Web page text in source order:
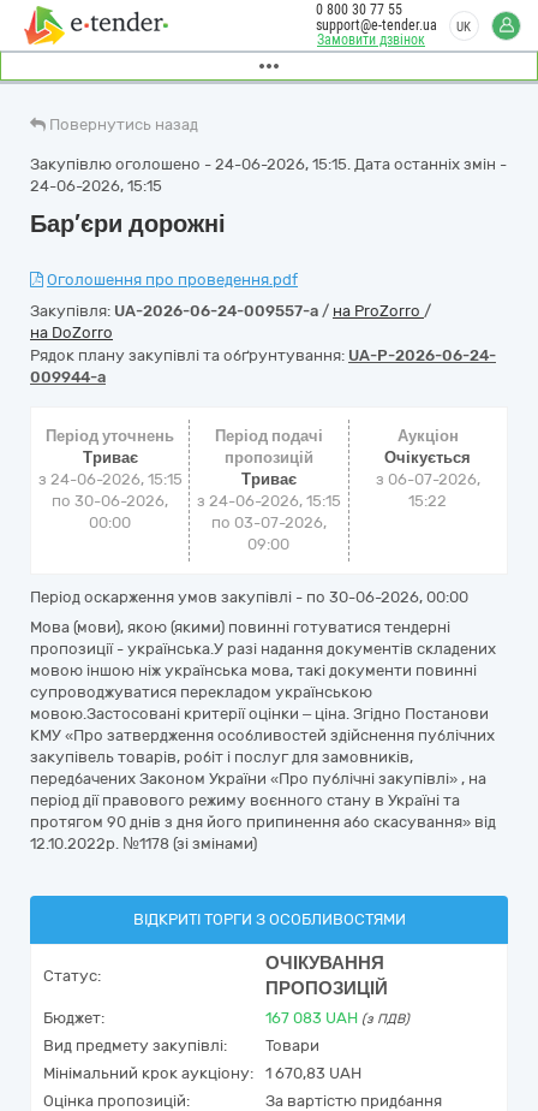
Замовити дзвінок
0 800 30 77 55
support@e-tender.ua
UK
Повернутись назад
Закупівлю оголошено - 24-06-2026, 15:15. Дата останніх змін -
24-06-2026, 15:15
Бар’єри дорожні
Оголошення про проведення.pdf
Закупівля: UA-2026-06-24-009557-a / на ProZorro /
на DoZorro
Рядок плану закупівлі та обґрунтування: UA-P-2026-06-24-
009944-a
Період уточнень
Триває
з 24-06-2026, 15:15
по 30-06-2026,
00:00
Період подачі
пропозицій
Триває
з 24-06-2026, 15:15
по 03-07-2026,
09:00
Аукціон
Очікується
з 06-07-2026,
15:22
Період оскарження умов закупівлі - по 30-06-2026, 00:00
Мова (мови), якою (якими) повинні готуватися тендерні
пропозиції - українська.У разі надання документів складених
мовою іншою ніж українська мова, такі документи повинні
супроводжуватися перекладом українською
мовою.Застосовані критерії оцінки – ціна. Згідно Постанови
КМУ «Про затвердження особливостей здійснення публічних
закупівель товарів, робіт і послуг для замовників,
передбачених Законом України «Про публічні закупівлі» , на
період дії правового режиму воєнного стану в Україні та
протягом 90 днів з дня його припинення або скасування» від
12.10.2022р. №1178 (зі змінами)
ВІДКРИТІ ТОРГИ З ОСОБЛИВОСТЯМИ
Статус:
ОЧІКУВАННЯ
ПРОПОЗИЦІЙ
Бюджет: 167 083 UAH (з ПДВ)
Вид предмету закупівлі:
Товари
Мінімальний крок аукціону:
1 670,83 UAH
Оцінка пропозицій:
За вартістю придбання